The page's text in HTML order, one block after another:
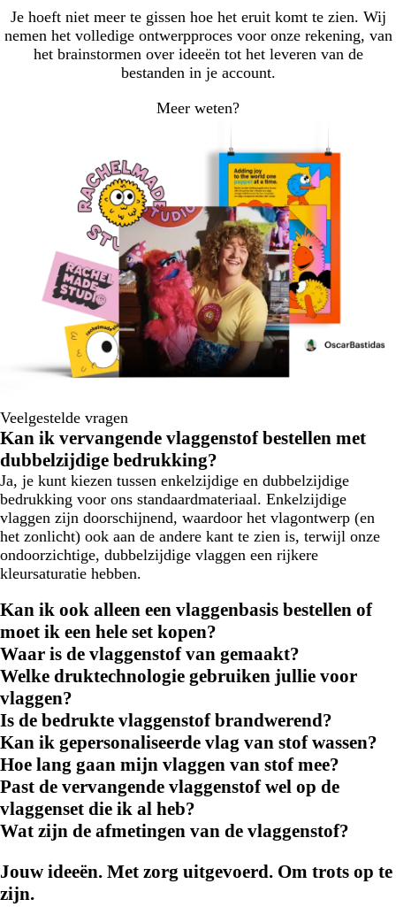
Je hoeft niet meer te gissen hoe het eruit komt te zien. Wij
nemen het volledige ontwerpproces voor onze rekening, van
het brainstormen over ideeën tot het leveren van de
bestanden in je account.
Meer weten?
Veelgestelde vragen
Kan ik vervangende vlaggenstof bestellen met
dubbelzijdige bedrukking?
Ja, je kunt kiezen tussen enkelzijdige en dubbelzijdige
bedrukking voor ons standaardmateriaal. Enkelzijdige
vlaggen zijn doorschijnend, waardoor het vlagontwerp (en
het zonlicht) ook aan de andere kant te zien is, terwijl onze
ondoorzichtige, dubbelzijdige vlaggen een rijkere
kleursaturatie hebben.
Kan ik ook alleen een vlaggenbasis bestellen of
moet ik een hele set kopen?
Waar is de vlaggenstof van gemaakt?
Welke druktechnologie gebruiken jullie voor
vlaggen?
Is de bedrukte vlaggenstof brandwerend?
Kan ik gepersonaliseerde vlag van stof wassen?
Hoe lang gaan mijn vlaggen van stof mee?
Past de vervangende vlaggenstof wel op de
vlaggenset die ik al heb?
Wat zijn de afmetingen van de vlaggenstof?
Jouw ideeën. Met zorg uitgevoerd. Om trots op te
zijn.